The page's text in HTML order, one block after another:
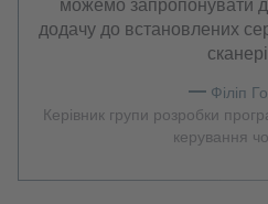
можемо запропонувати
додачу до встановлених
Філіп
Керівник групи розробки
керування